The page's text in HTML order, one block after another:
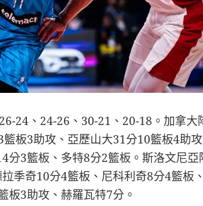
24、24-26、30-21、20-18。加拿大
板3助攻、亞歷山大31分10籃板4助
分3籃板、多特8分2籃板。斯洛文尼亞
季奇10分4籃板、尼科利奇8分4籃板
板3助攻、赫羅瓦特7分。